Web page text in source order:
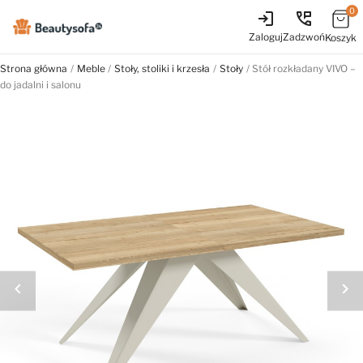
login
Zaloguj
perm_phone_msg
Zadzwoń
0
Koszyk
Strona główna Meble Stoły, stoliki i krzesła Stoły
Stół rozkładany VIVO –
do jadalni i salonu